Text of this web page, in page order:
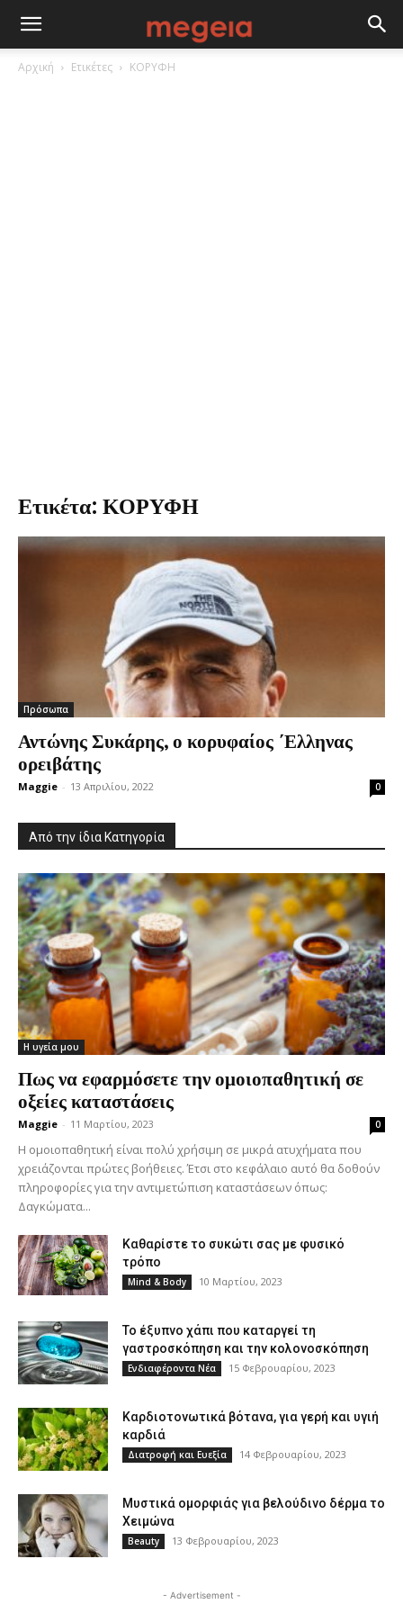
Αρχική Ετικέτες ΚΟΡΥΦΗ
Ετικέτα: ΚΟΡΥΦΗ
Πρόσωπα
Αντώνης Συκάρης, ο κορυφαίος ΄Ελληνας
ορειβάτης
Maggie - 13 Απριλίου, 2022 0
Από την ίδια Κατηγορία
Η υγεία μου
Πως να εφαρμόσετε την ομοιοπαθητική σε
οξείες καταστάσεις
Maggie - 11 Μαρτίου, 2023 0
Η ομοιοπαθητική είναι πολύ χρήσιμη σε μικρά ατυχήματα που
χρειάζονται πρώτες βοήθειες. Έτσι στο κεφάλαιο αυτό θα δοθούν
πληροφορίες για την αντιμετώπιση καταστάσεων όπως:
Δαγκώματα...
Καθαρίστε το συκώτι σας με φυσικό
τρόπο
Mind & Body 10 Μαρτίου, 2023
Το έξυπνο χάπι που καταργεί τη
γαστροσκόπηση και την κολονοσκόπηση
Ενδιαφέροντα Νέα 15 Φεβρουαρίου, 2023
Καρδιοτονωτικά βότανα, για γερή και υγιή
καρδιά
Διατροφή και Ευεξία 14 Φεβρουαρίου, 2023
Μυστικά ομορφιάς για βελούδινο δέρμα το
Χειμώνα
Beauty 13 Φεβρουαρίου, 2023
- Advertisement -